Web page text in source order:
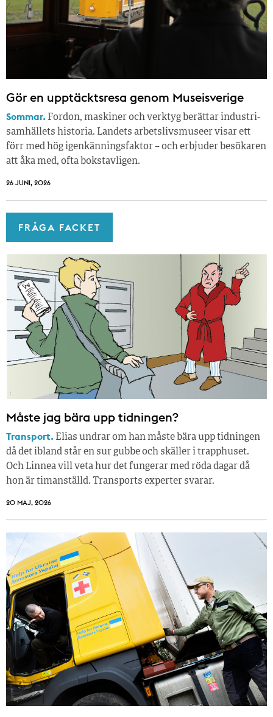
Gör en upptäcktsresa genom Museisverige
Sommar. Fordon, maskiner och verktyg berättar industri­
samhällets historia. Landets arbetslivsmuseer visar ett
förr med hög igenkänningsfaktor – och erbjuder besökaren
att åka med, ofta bokstavligen.
26 JUNI, 2026
FRÅGA FACKET
Måste jag bära upp tidningen?
Transport. Elias undrar om han måste bära upp tidningen
då det ibland står en sur gubbe och skäller i trapphuset.
Och Linnea vill veta hur det fungerar med röda dagar då
hon är timanställd. Transports experter svarar.
20 MAJ, 2026